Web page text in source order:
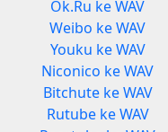
Ok.Ru ke WAV
Weibo ke WAV
Youku ke WAV
Niconico ke WAV
Bitchute ke WAV
Rutube ke WAV